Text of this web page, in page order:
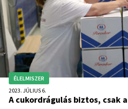
ÉLELMISZER
2023. JÚLIUS 6.
A cukordrágulás biztos, csak